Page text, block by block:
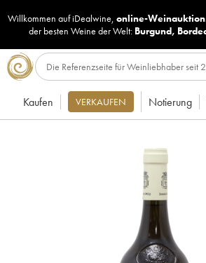
Willkommen auf iDealwine, online-
der besten Weine der Welt: Burgund,
Kaufen VERKAUFEN Notierung